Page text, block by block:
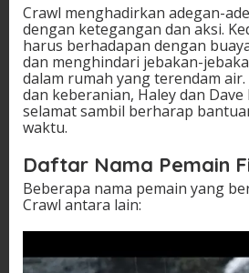
Crawl menghadirkan adegan-
dengan ketegangan dan aksi.
harus berhadapan dengan
dan menghindari jebakan-
dalam rumah yang terendam
dan keberanian, Haley dan
selamat sambil berharap
waktu.
Daftar Nama Pemain
Beberapa nama pemain yang
Crawl antara lain: